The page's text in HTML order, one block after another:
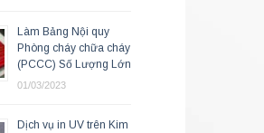
Làm Bảng Nội quy
Phòng cháy chữa cháy
(PCCC) Số Lượng Lớn
01/03/2023
Dịch vụ in UV trên Kim